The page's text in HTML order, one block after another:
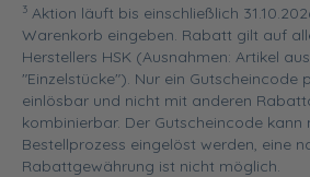
3 Aktion läuft bis einschließlich
Warenkorb eingeben. Rabatt gilt auf
Herstellers HSK (Ausnahmen: Artikel
"Einzelstücke"). Nur ein Gutscheincode
einlösbar und nicht mit anderen
kombinierbar. Der Gutscheincode kann
Bestellprozess eingelöst werden, eine
Rabattgewährung ist nicht möglich.